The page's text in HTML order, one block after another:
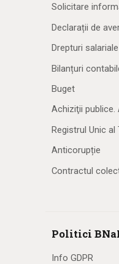
Solicitare
Declarații de
Drepturi salariale
Bilanțuri
Buget
Achiziţii publice.
Registrul Unic
Anticorupție
Contractul
Politici
Info GDPR